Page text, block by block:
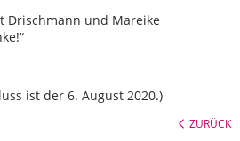
Drischmann und Mareike
ist der 6. August 2020.)
ZURÜCK